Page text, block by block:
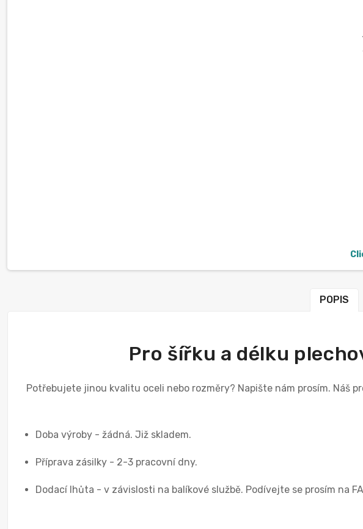
POPIS
Pro šířku a délku
Potřebujete jinou kvalitu oceli nebo rozměry? Napište nám prosím. Náš
Doba výroby - žádná. Již skladem.
Příprava zásilky - 2-3 pracovní dny.
Dodací lhůta - v závislosti na balíkové službě. Podívejte se prosím na